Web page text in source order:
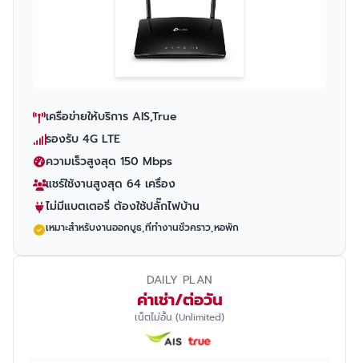
เครือข่ายให้บริการ AIS,True
รองรับ 4G LTE
ความเร็วสูงสุด 150 Mbps
แชร์ใช้งานสูงสุด 64 เครื่อง
ไม่มีแบตเตอรี่ ต้องใช้ปลั๊กไฟบ้าน
เหมาะสำหรับงานออกบูธ,ที่ทำงานชั่วคราว,หอพัก
DAILY PLAN
ค่าเช่า/ต่อวัน
เน็ตไม่อั้น (Unlimited)